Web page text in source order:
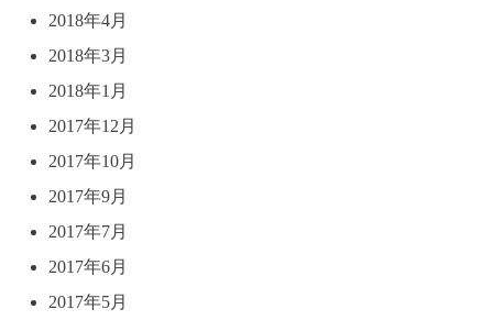
2018年4月
2018年3月
2018年1月
2017年12月
2017年10月
2017年9月
2017年7月
2017年6月
2017年5月